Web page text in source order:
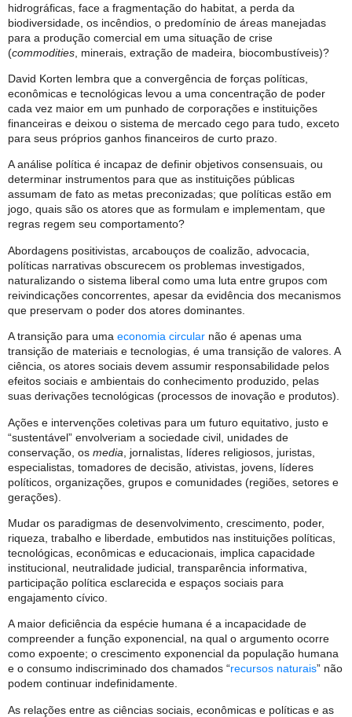
hidrográficas, face a fragmentação do habitat, a perda da
biodiversidade, os incêndios, o predomínio de áreas manejadas
para a produção comercial em uma situação de crise
(commodities , minerais, extração de madeira, biocombustíveis)?
David Korten lembra que a convergência de forças políticas,
econômicas e tecnológicas levou a uma concentração de poder
cada vez maior em um punhado de corporações e instituições
financeiras e deixou o sistema de mercado cego para tudo, exceto
para seus próprios ganhos financeiros de curto prazo.
A análise política é incapaz de definir objetivos consensuais, ou
determinar instrumentos para que as instituições públicas
assumam de fato as metas preconizadas; que políticas estão em
jogo, quais são os atores que as formulam e implementam, que
regras regem seu comportamento?
Abordagens positivistas, arcabouços de coalizão, advocacia,
políticas narrativas obscurecem os problemas investigados,
naturalizando o sistema liberal como uma luta entre grupos com
reivindicações concorrentes, apesar da evidência dos mecanismos
que preservam o poder dos atores dominantes.
A transição para uma economia circular não é apenas uma
transição de materiais e tecnologias, é uma transição de valores. A
ciência, os atores sociais devem assumir responsabilidade pelos
efeitos sociais e ambientais do conhecimento produzido, pelas
suas derivações tecnológicas (processos de inovação e produtos).
Ações e intervenções coletivas para um futuro equitativo, justo e
“sustentável” envolveriam a sociedade civil, unidades de
conservação, os media , jornalistas, líderes religiosos, juristas,
especialistas, tomadores de decisão, ativistas, jovens, líderes
políticos, organizações, grupos e comunidades (regiões, setores e
gerações).
Mudar os paradigmas de desenvolvimento, crescimento, poder,
riqueza, trabalho e liberdade, embutidos nas instituições políticas,
tecnológicas, econômicas e educacionais, implica capacidade
institucional, neutralidade judicial, transparência informativa,
participação política esclarecida e espaços sociais para
engajamento cívico.
A maior deficiência da espécie humana é a incapacidade de
compreender a função exponencial, na qual o argumento ocorre
como expoente; o crescimento exponencial da população humana
e o consumo indiscriminado dos chamados “recursos naturais” não
podem continuar indefinidamente.
As relações entre as ciências sociais, econômicas e políticas e as